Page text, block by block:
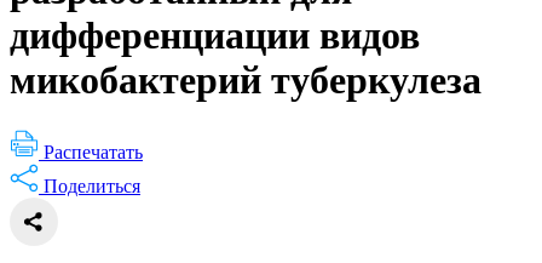
дифференциации видов
микобактерий туберкулеза
Распечатать
Поделиться